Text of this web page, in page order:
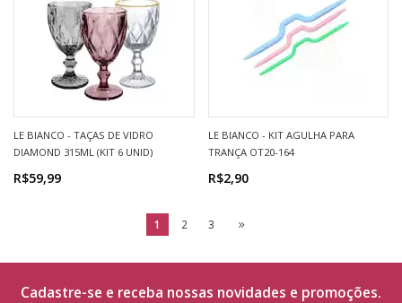
LE BIANCO - TAÇAS DE VIDRO
DIAMOND 315ML (KIT 6 UNID)
R$59,99
LE BIANCO - KIT AGULHA PARA
TRANÇA OT20-164
R$2,90
1 2 3
Cadastre-se e receba nossas novidades e promoções.